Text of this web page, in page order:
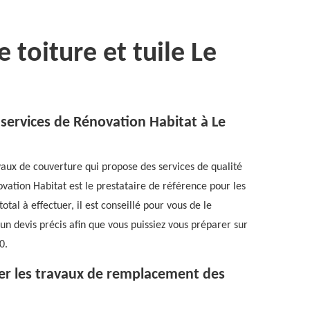
toiture et tuile Le
de Rénovation Habitat à Le
de couverture qui propose des services de qualité
Habitat est le prestataire de référence pour les
à effectuer, il est conseillé pour vous de le
devis précis afin que vous puissiez vous préparer sur
les travaux de remplacement des